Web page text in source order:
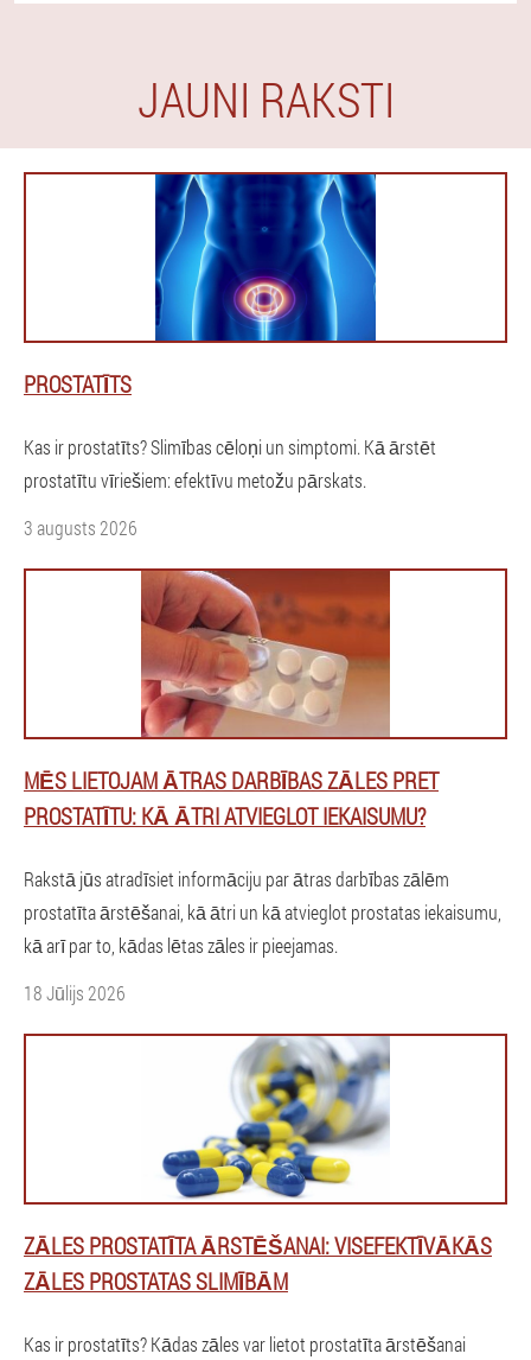
JAUNI RAKSTI
PROSTATĪTS
Kas ir prostatīts? Slimības cēloņi un simptomi. Kā ārstēt
prostatītu vīriešiem: efektīvu metožu pārskats.
3 augusts 2026
MĒS LIETOJAM ĀTRAS DARBĪBAS ZĀLES PRET
PROSTATĪTU: KĀ ĀTRI ATVIEGLOT IEKAISUMU?
Rakstā jūs atradīsiet informāciju par ātras darbības zālēm
prostatīta ārstēšanai, kā ātri un kā atvieglot prostatas iekaisumu,
kā arī par to, kādas lētas zāles ir pieejamas.
18 Jūlijs 2026
ZĀLES PROSTATĪTA ĀRSTĒŠANAI: VISEFEKTĪVĀKĀS
ZĀLES PROSTATAS SLIMĪBĀM
Kas ir prostatīts? Kādas zāles var lietot prostatīta ārstēšanai